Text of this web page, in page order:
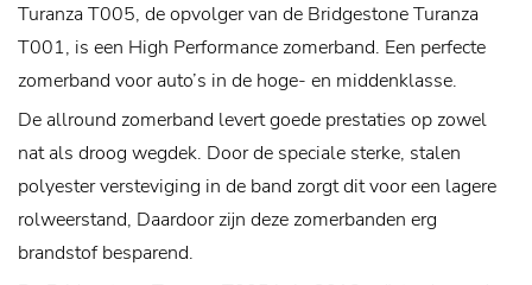
Turanza T005, de opvolger van de Bridgestone Turanza
T001, is een High Performance zomerband. Een perfecte
zomerband voor auto’s in de hoge- en middenklasse.
De allround zomerband levert goede prestaties op zowel
nat als droog wegdek. Door de speciale sterke, stalen
polyester versteviging in de band zorgt dit voor een lagere
rolweerstand, Daardoor zijn deze zomerbanden erg
brandstof besparend.